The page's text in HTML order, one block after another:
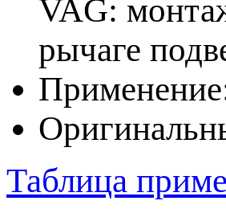
VAG:
рычаге
Таблица